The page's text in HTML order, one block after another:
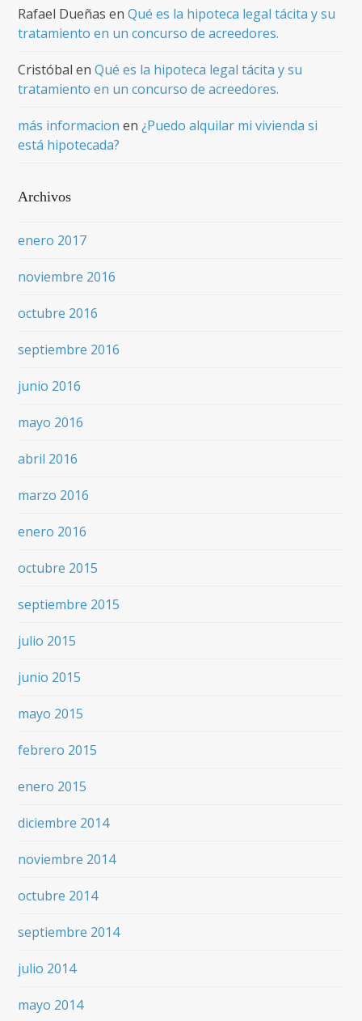
Rafael Dueñas enQué es la hipoteca legal tácita y su
tratamiento en un concurso de acreedores.
Cristóbal enQué es la hipoteca legal tácita y su
tratamiento en un concurso de acreedores.
más informacion en¿Puedo alquilar mi vivienda si
está hipotecada?
Archivos
enero 2017
noviembre 2016
octubre 2016
septiembre 2016
junio 2016
mayo 2016
abril 2016
marzo 2016
enero 2016
octubre 2015
septiembre 2015
julio 2015
junio 2015
mayo 2015
febrero 2015
enero 2015
diciembre 2014
noviembre 2014
octubre 2014
septiembre 2014
julio 2014
mayo 2014